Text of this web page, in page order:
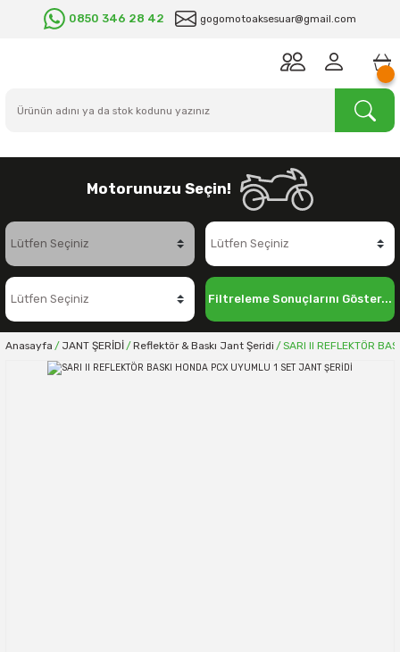
0850 346 28 42 gogomotoaksesuar@gmail.com
Motorunuzu Seçin!
Filtreleme Sonuçlarını Göster...
Anasayfa JANT ŞERİDİ Reflektör & Baskı Jant Şeridi SARI II REFLEKTÖR